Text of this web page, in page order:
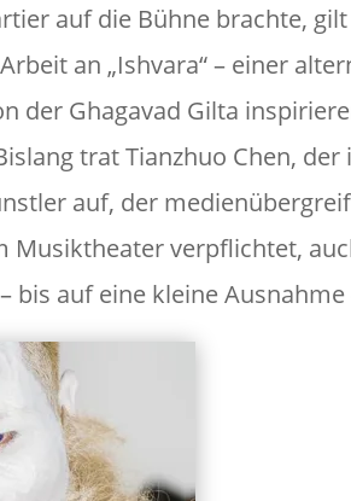
auf die Bühne brachte,
an „Ishvara“ – einer
der Ghagavad Gilta
trat Tianzhuo Chen,
auf, der
Musiktheater verpflichtet,
bis auf eine kleine Ausnahme